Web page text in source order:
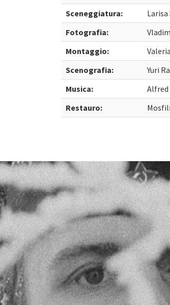
Sceneggiatura:
Fotografia:
Montaggio:
Scenografia:
Yuri
Musica:
Restauro: